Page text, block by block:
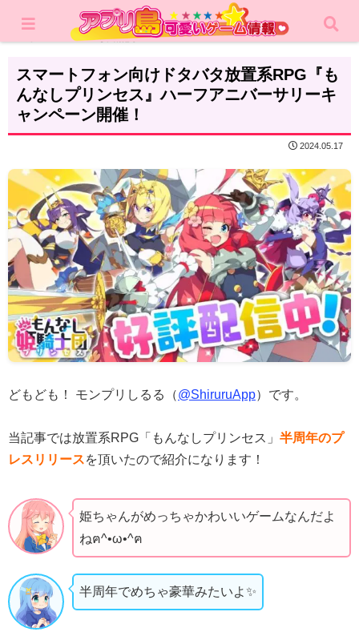
攻略記事
スマートフォン向けドタバタ放置系RPG『も
んなしプリンセス』ハーフアニバーサリーキ
ャンペーン開催！
2024.05.17
どもども！ モンプリしるる（@ShiruruApp）です。
当記事では放置系RPG「もんなしプリンセス」 半周年のプ
レスリリースを頂いたので紹介になります！
姫ちゃんがめっちゃかわいいゲームなんだよ
ねฅ^•ω•^ฅ
半周年でめちゃ豪華みたいよ✨️